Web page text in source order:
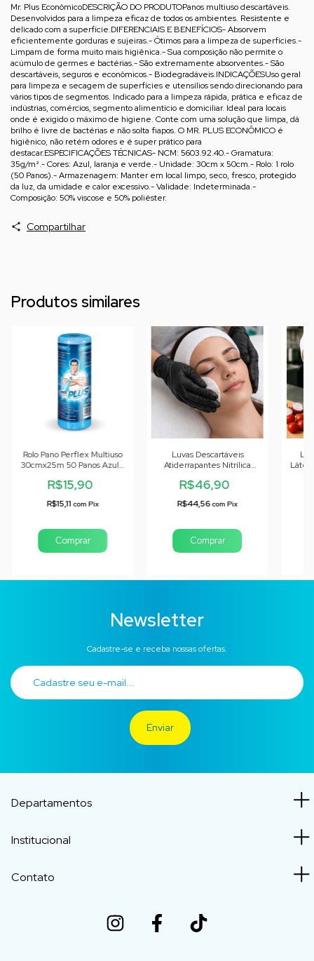
Mr. Plus EconômicoDESCRIÇÃO DO PRODUTOPanos multiuso descartáveis.
Desenvolvidos para a limpeza eficaz de todos os ambientes. Resistente e
delicado com a superfície.DIFERENCIAIS E BENEFÍCIOS- Absorvem
eficientemente gorduras e sujeiras.- Ótimos para a limpeza de superfícies.-
Limpam de forma muito mais higiênica.- Sua composição não permite o
acúmulo de germes e bactérias.- São extremamente absorventes.- São
descartáveis, seguros e econômicos.- Biodegradáveis.INDICAÇÕESUso geral
para limpeza e secagem de superfícies e utensílios sendo direcionando para
vários tipos de segmentos. Indicado para a limpeza rápida, prática e eficaz de
indústrias, comércios, segmento alimentício e domiciliar. Ideal para locais
onde é exigido o máximo de higiene. Conte com uma solução que limpa, dá
brilho é livre de bactérias e não solta fiapos. O MR. PLUS ECONÔMICO é
higiênico, não retém odores e é super prático para
destacar.ESPECIFICAÇÕES TÉCNICAS- NCM: 5603.92.40.- Gramatura:
35g/m².- Cores: Azul, laranja e verde.- Unidade: 30cm x 50cm.- Rolo: 1 rolo
(50 Panos).- Armazenagem: Manter em local limpo, seco, fresco, protegido
da luz, da umidade e calor excessivo.- Validade: Indeterminada.-
Composição: 50% viscose e 50% poliéster.
Compartilhar
Produtos similares
Rolo Pano Perflex Multiuso
30cmx25m 50 Panos Azul -
R$15,90
R$15,11com Pix
Luvas Descartáveis
Atiderrapantes Nitrílica
R$46,90
R$44,56com Pix
Comprar
Látex
Newsletter
Cadastre-se e receba nossas ofertas.
Departamentos
Institucional
Contato